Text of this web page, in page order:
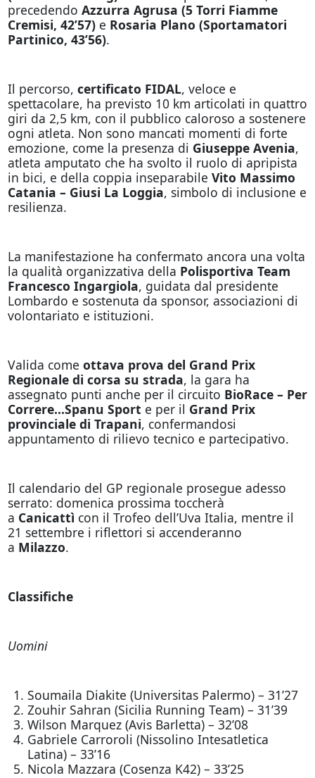
precedendo Azzurra Agrusa (5 Torri Fiamme
Cremisi, 42’57)e Rosaria Plano (Sportamatori
Partinico, 43’56).
Il percorso, certificato FIDAL, veloce e
spettacolare, ha previsto 10 km articolati in quattro
giri da 2,5 km, con il pubblico caloroso a sostenere
ogni atleta. Non sono mancati momenti di forte
emozione, come la presenza di Giuseppe Avenia,
atleta amputato che ha svolto il ruolo di apripista
in bici, e della coppia inseparabile Vito Massimo
Catania – Giusi La Loggia, simbolo di inclusione e
resilienza.
La manifestazione ha confermato ancora una volta
la qualità organizzativa della Polisportiva Team
Francesco Ingargiola, guidata dal presidente
Lombardo e sostenuta da sponsor, associazioni di
volontariato e istituzioni.
Valida come ottava prova del Grand Prix
Regionale di corsa su strada, la gara ha
assegnato punti anche per il circuito BioRace – Per
Correre…Spanu Sport e per il Grand Prix
provinciale di Trapani, confermandosi
appuntamento di rilievo tecnico e partecipativo.
Il calendario del GP regionale prosegue adesso
serrato: domenica prossima toccherà
a Canicattìcon il Trofeo dell’Uva Italia, mentre il
21 settembre i riflettori si accenderanno
a Milazzo.
Classifiche
Uomini
Soumaila Diakite (Universitas Palermo) – 31’27
Zouhir Sahran (Sicilia Running Team) – 31’39
Wilson Marquez (Avis Barletta) – 32’08
Gabriele Carroroli (Nissolino Intesatletica
Latina) – 33’16
Nicola Mazzara (Cosenza K42) – 33’25